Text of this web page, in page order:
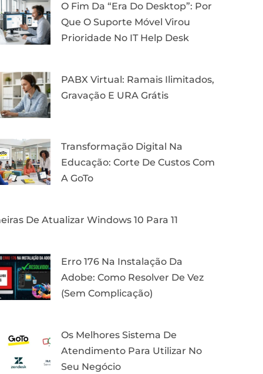
O Fim Da “Era Do Desktop”: Por
Que O Suporte Móvel Virou
Prioridade No IT Help Desk
PABX Virtual: Ramais Ilimitados,
Gravação E URA Grátis
Transformação Digital Na
Educação: Corte De Custos Com
A GoTo
De Atualizar Windows 10 Para 11
Erro 176 Na Instalação Da
Adobe: Como Resolver De Vez
(Sem Complicação)
Os Melhores Sistema De
Atendimento Para Utilizar No
Seu Negócio